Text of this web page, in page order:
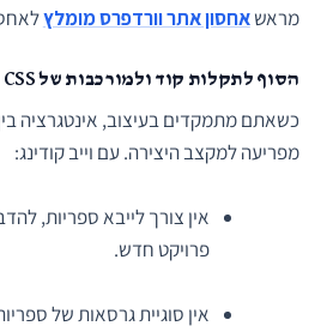
מראשאחסון אתר וורדפרס מומלץ
הסוף לתקלות קוד ולמורכבות של CSS
כשאתם מתמקדים בעיצוב, אינטגרציה
מפריעה למקצב היצירה. עם וייב קודינג:
פרויקט חדש.
אין סוגיית גרסאות של